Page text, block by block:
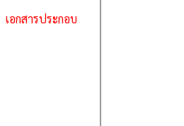
เอกสารประกอบ